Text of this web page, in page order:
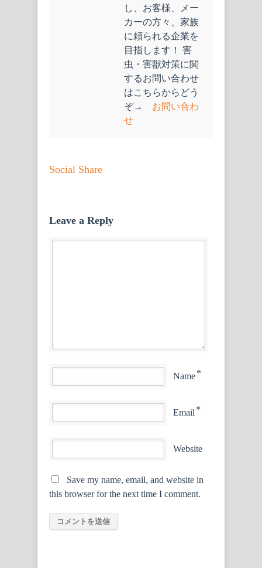
し、お客様、メー
カーの方々、家族
に頼られる企業を
目指します！ 害
虫・害獣対策に関
するお問い合わせ
はこちらからどう
ぞ→ お問い合わ
せ
Social Share
Leave a Reply
Name*
Email *
Website
Save my name, email, and website in
this browser for the next time I comment.